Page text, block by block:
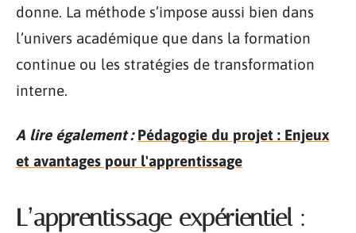
donne. La méthode s’impose aussi bien dans
l’univers académique que dans la formation
continue ou les stratégies de transformation
interne.
A lire également : Pédagogie du projet : Enjeux
et avantages pour l'apprentissage
L’apprentissage expérientiel :